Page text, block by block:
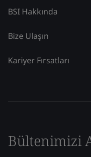
BSI Hakkında
Bize Ulaşın
Kariyer Fırsatları
Bültenimizi